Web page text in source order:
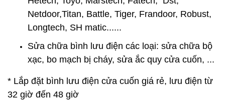
Netdoor,Titan, Battle, Tiger, Frandoor, Robust,
Longtech, SH matic......
Sửa chữa bình lưu điện các loại: sửa chữa bộ
xạc, bo mạch bị cháy, sửa ắc quy cửa cuốn, ...
* Lắp đặt bình lưu điện cửa cuốn giá rẻ, lưu điện từ
32 giờ đến 48 giờ